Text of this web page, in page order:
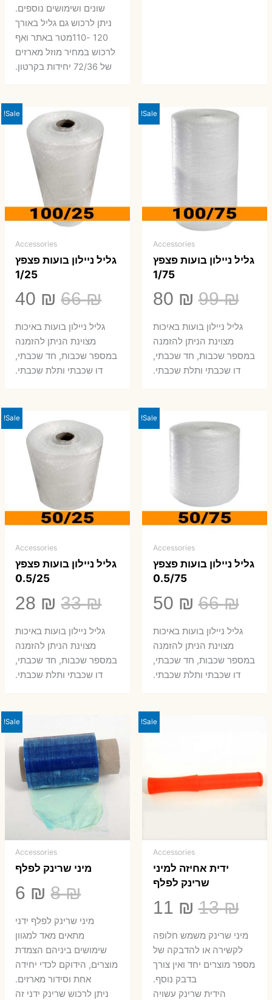
שונים ושימושים נוספים.
ניתן לרכוש גם גליל באורך
120 -110מטר באתר ואף
לרכוש במחיר מוזל מארזים
של 72/36 יחידות בקרטון.
Sale!
Accessories
גליל ניילון בועות פצפץ
1/75
99₪
המחיר
המקורי
היה:
99 ₪.
80 ₪
הנוכחיגליל ניילון בועות באיכות
מצוינת הניתן להזמנה
במספר שכבות, חד שכבתי,
דו שכבתי ותלת שכבתי.
Sale!
Accessories
גליל ניילון בועות פצפץ
1/25
66₪
המחיר
המקורי
היה:
66 ₪.
40 ₪
₪.
גליל ניילון בועות באיכות
מצוינת הניתן להזמנה
במספר שכבות, חד שכבתי,
דו שכבתי ותלת שכבתי.
Sale!
Accessories
גליל ניילון בועות פצפץ
0.5/75
66₪
המחיר
המקורי
היה:
66 ₪.
50 ₪
הנוכחיגליל ניילון בועות באיכות
מצוינת הניתן להזמנה
במספר שכבות, חד שכבתי,
דו שכבתי ותלת שכבתי.
Sale!
Accessories
גליל ניילון בועות פצפץ
0.5/25
33₪
המחיר
המקורי
היה:
33 ₪.
28 ₪
₪.
גליל ניילון בועות באיכות
מצוינת הניתן להזמנה
במספר שכבות, חד שכבתי,
דו שכבתי ותלת שכבתי.
Sale!
Accessories
ידית אחיזה למיני
שרינק לפלף
13₪
המחיר
המקורי
היה:
13 ₪.
11 ₪
הוא:
​מיני שרינק משמש חלופה
לקשירה או להדבקה של
מספר מוצרים יחד ואין צורך
בדבק נוסף.
הידית שרינק עשויה
Sale!
Accessories
מיני שרינק לפלף
8₪
היה:
8 ₪.
6 ₪
6 ₪.
מיני שרינק לפלף ידני
מתאים מאד למגוון
שימושים ביניהם הצמדת
מוצרים, הידוקם לכדי יחידה
אחת וסידור מארזים.
ניתן לרכוש שרינק ידני זה